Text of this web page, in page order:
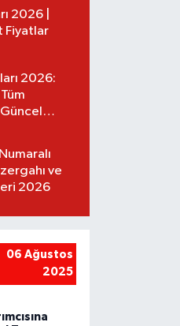
2026 |
Fiyatlar
2026:
ve
2026
06 Ağustos
2025